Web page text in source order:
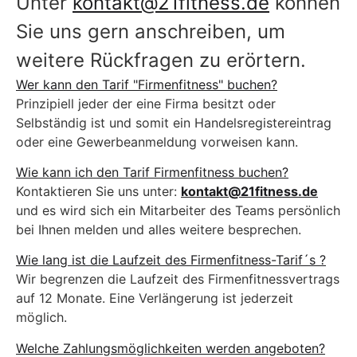
Sie uns gern anschreiben, um
weitere Rückfragen zu erörtern.
Wer kann den Tarif "Firmenfitness" buchen?
Prinzipiell jeder der eine Firma besitzt oder
Selbständig ist und somit ein Handelsregistereintrag
oder eine Gewerbeanmeldung vorweisen kann.
Wie kann ich den Tarif Firmenfitness buchen?
Kontaktieren Sie uns unter: kontakt@21fitness.de
und es wird sich ein Mitarbeiter des Teams persönlich
bei Ihnen melden und alles weitere besprechen.
Wie lang ist die Laufzeit des Firmenfitness-Tarif´s ?
Wir begrenzen die Laufzeit des Firmenfitnessvertrags
auf 12 Monate. Eine Verlängerung ist jederzeit
möglich.
Welche Zahlungsmöglichkeiten werden angeboten?